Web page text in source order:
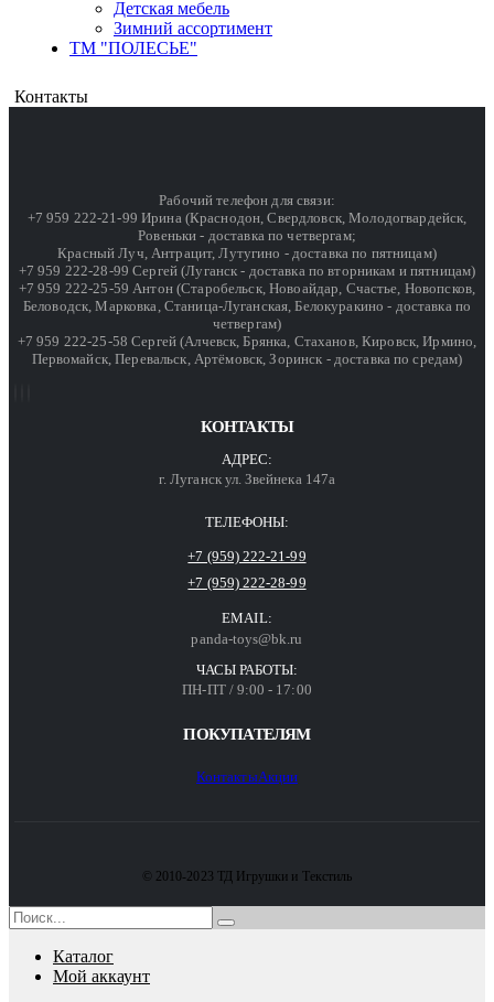
Детская мебель
Зимний ассортимент
ТМ "ПОЛЕСЬЕ"
Контакты
Рабочий телефон для связи:
+7 959 222-21-99 Ирина (Краснодон, Свердловск, Молодогвардейск,
Ровеньки - доставка по четвергам;
Красный Луч, Антрацит, Лутугино - доставка по пятницам)
+7 959 222-28-99 Сергей (Луганск - доставка по вторникам и пятницам)
+7 959 222-25-59 Антон (Старобельск, Новоайдар, Счастье, Новопсков,
Беловодск, Марковка, Станица-Луганская, Белокуракино - доставка по
четвергам)
+7 959 222-25-58 Сергей (Алчевск, Брянка, Стаханов, Кировск, Ирмино,
Первомайск, Перевальск, Артёмовск, Зоринск - доставка по средам)
КОНТАКТЫ
АДРЕС:
г. Луганск ул. Звейнека 147а
ТЕЛЕФОНЫ:
+7 (959) 222-21-99
+7 (959) 222-28-99
EMAIL:
panda-toys@bk.ru
ЧАСЫ РАБОТЫ:
ПН-ПТ / 9:00 - 17:00
ПОКУПАТЕЛЯМ
КонтактыАкции
© 2010-2023 ТД Игрушки и Текстиль
Каталог
Мой аккаунт